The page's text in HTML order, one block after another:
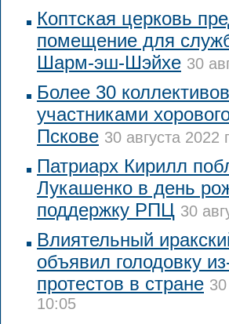
Коптская церковь
помещение для
Шарм-эш-Шэйхе 30
Более 30
участниками
Пскове 30 августа 2022
Патриарх Кирилл
Лукашенко в день
поддержку РПЦ 30
Влиятельный
объявил голодовку
протестов в стране
10:05